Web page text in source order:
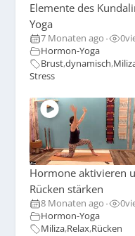
Elemente des
Yoga
7 Monaten ago • 0
Hormon-Yoga
Brust,dynamisch,
Stress
Hormone aktivieren
Rücken stärken
8 Monaten ago • 0
Hormon-Yoga
Miliza,Relax,Rücken